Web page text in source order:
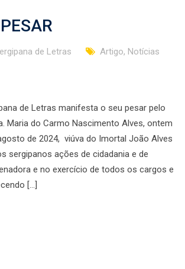
de Letras Artigo, Notícias
de Letras manifesta o seu pesar pelo
Maria do Carmo Nascimento Alves, ontem
de 2024, viúva do Imortal João Alves
sergipanos ações de cidadania e de
e no exercício de todos os cargos e
[…]